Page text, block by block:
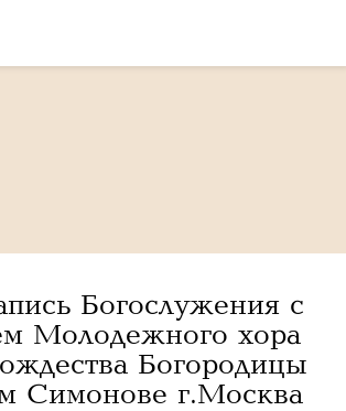
Богослужения с
Молодежного хора
Богородицы
Симонове г.Москва